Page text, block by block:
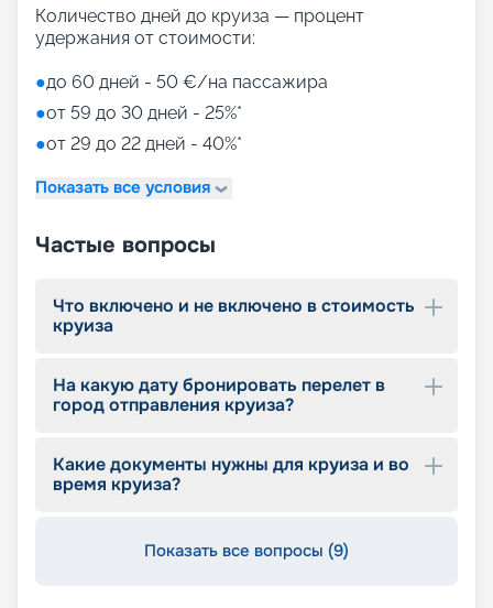
для детей)
Aquapark (с открытыми игровыми
водными пушками, 3 водными горками с
эффектами виртуальной реальности)
мини-гольф и теннис
7 бассейнов
детский внутренний комплекс,
Количество дней до круиза — процент
удержания от стоимости:
●до 60 дней - 50 €/на пассажира
●от 59 до 30 дней - 25%*
●от 29 до 22 дней - 40%*
Показать все условия
Частые вопросы
Что включено и не включено в стоимость
круиза
На какую дату бронировать перелет в
город отправления круиза?
Какие документы нужны для круиза и во
время круиза?
Показать все вопросы (9)